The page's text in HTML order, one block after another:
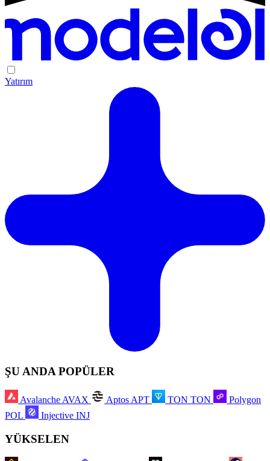
Yatırım
ŞU ANDA POPÜLER
Avalanche AVAX Aptos APT TON TON
Polygon
POL
Injective INJ
YÜKSELEN